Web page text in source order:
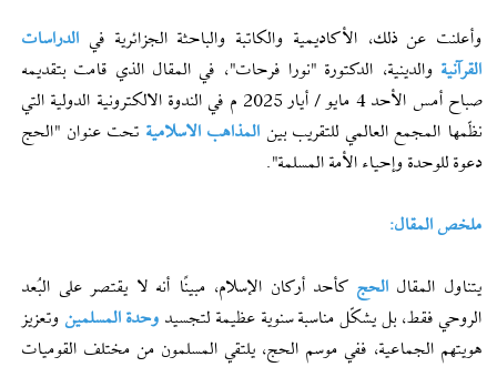
وأعلنت عن ذلك، الأكاديمية والكاتبة والباحثة الجزائرية في الدراسات
القرآنية والدينية، الدكتورة "نورا فرحات"، في المقال الذي قامت بتقديمه
صباح أمس الأحد 4 مايو / أيار 2025 م في الندوة الالكترونية الدولية التي
نظّمها المجمع العالمي للتقريب بينالمذاهب الاسلامية تحت عنوان "الحج
دعوة للوحدة وإحیاء الأمة المسلمة".
ملخص المقال:
يتناول المقالالحج كأحد أركان الإسلام، مبينًا أنه لا يقتصر على البُعد
الروحي فقط، بل يشكّل مناسبة سنوية عظيمة لتجسيد وحدة المسلمينوتعزيز
هويتهم الجماعية، ففي موسم الحج، يلتقي المسلمون من مختلف القوميات